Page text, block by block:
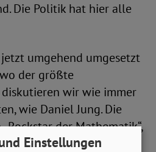
Die Politik hat hier alle
umgehend umgesetzt
der größte
wir wie immer
wie Daniel Jung. Die
der Mathematik“,
außergewöhnlichen
Einstellungen